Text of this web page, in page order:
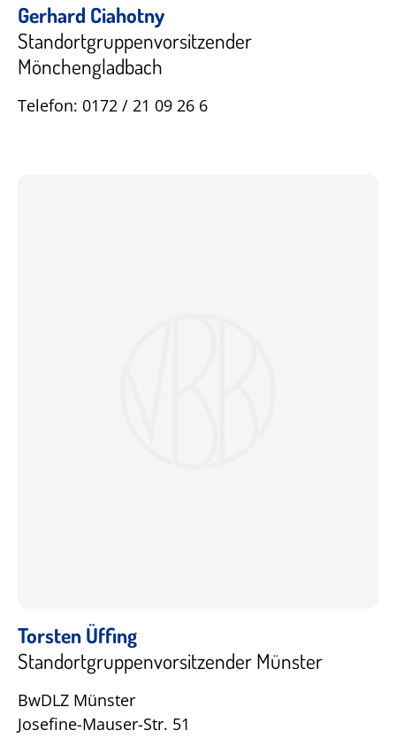
Gerhard Ciahotny
Standortgruppenvorsitzender
Mönchengladbach
Telefon: 0172 / 21 09 26 6
Torsten Üffing
Standortgruppenvorsitzender Münster
BwDLZ Münster
Josefine-Mauser-Str. 51